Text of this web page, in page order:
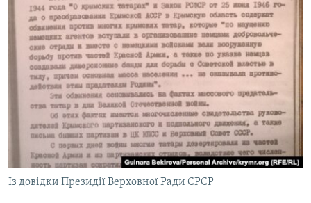
Із довідки Президії Верховної Ради СРСР